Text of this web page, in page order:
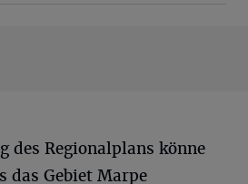
des Regionalplans könne
das Gebiet Marpe